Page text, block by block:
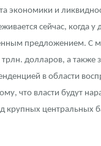
экономики и
сейчас, когда
предложением. С
долларов, а
в области
что власти будут
центральных